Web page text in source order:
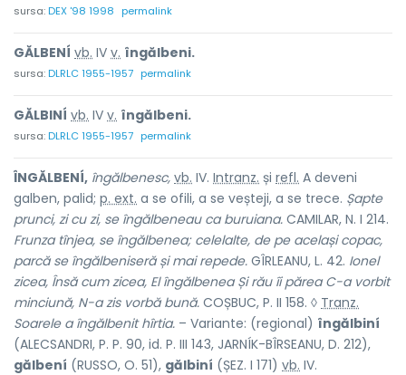
sursa:DEX '98 1998 permalink
GĂLBENÍ vb. IV v. îngălbeni.
sursa:DLRLC 1955-1957 permalink
GĂLBINÍ vb. IV v. îngălbeni.
sursa:DLRLC 1955-1957 permalink
ÎNGĂLBENÍ, îngălbenesc, vb. IV. Intranz. și refl. A deveni
galben, palid; p. ext. a se ofili, a se veșteji, a se trece. Șapte
prunci, zi cu zi, se îngălbeneau ca buruiana. CAMILAR, N. I 214.
Frunza tînjea, se îngălbenea; celelalte, de pe același copac,
parcă se îngălbeniseră și mai repede. GÎRLEANU, L. 42. Ionel
zicea, Însă cum zicea, El îngălbenea Și rău îi părea C-a vorbit
minciună, N-a zis vorbă bună. COȘBUC, P. II 158. ◊ Tranz.
Soarele a îngălbenit hîrtia. – Variante: (regional) îngălbiní
(ALECSANDRI, P. P. 90, id. P. III 143, JARNÍK-BÎRSEANU, D. 212),
gălbení (RUSSO, O. 51), gălbiní (ȘEZ. I 171) vb. IV.